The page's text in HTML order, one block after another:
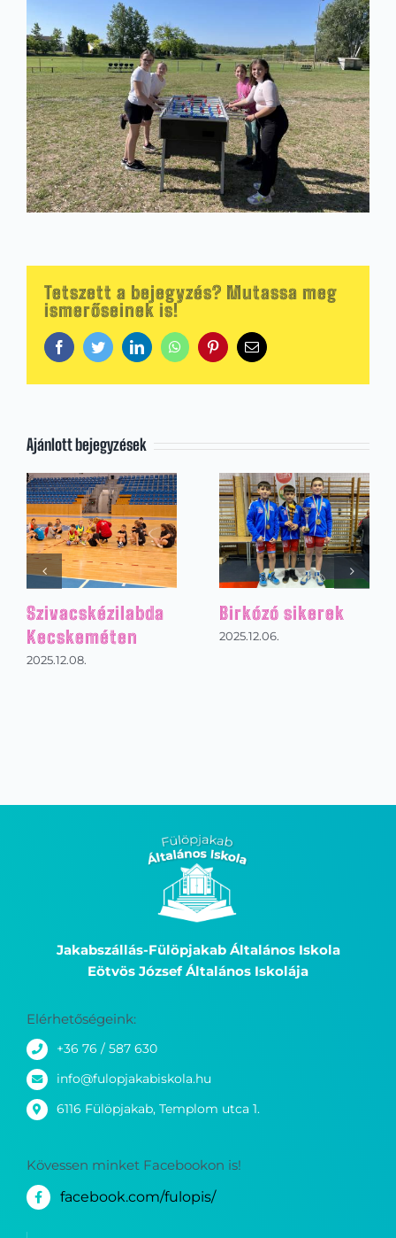
Tetszett a bejegyzés? Mutassa meg
ismerőseinek is!
FacebookTwitterLinkedInWhatsAppPinterestEmail:
Ajánlott bejegyzések
Kézilabdázás az
alsó tagozaton
2026.01.31.
Footgolf Mikulás
torna
Jakabszállás-Fülöpjakab Általános Iskola
Eötvös József Általános Iskolája
Elérhetőségeink:
+36 76 / 587 630
info@fulopjakabiskola.hu
6116 Fülöpjakab, Templom utca 1.
Kövessen minket Facebookon is!
facebook.com/fulopis/